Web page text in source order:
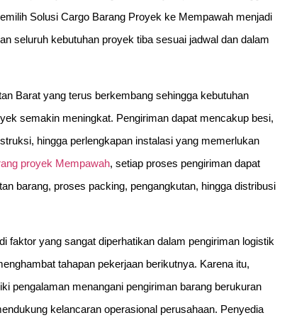
Solusi Cargo Barang Proyek ke Mempawah menjadi
seluruh kebutuhan proyek tiba sesuai jadwal dan dalam
Barat yang terus berkembang sehingga kebutuhan
semakin meningkat. Pengiriman dapat mencakup besi,
hingga perlengkapan instalasi yang memerlukan
proyek Mempawah, setiap proses pengiriman dapat
barang, proses packing, pengangkutan, hingga distribusi
faktor yang sangat diperhatikan dalam pengiriman logistik
tahapan pekerjaan berikutnya. Karena itu,
pengalaman menangani pengiriman barang berukuran
kelancaran operasional perusahaan. Penyedia